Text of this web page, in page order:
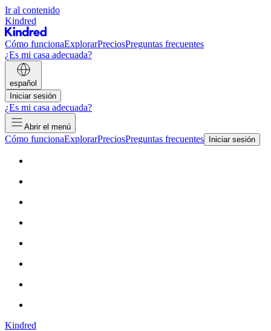
Ir al contenido
Kindred
Cómo funcionaExplorarPreciosPreguntas frecuentes
¿Es mi casa adecuada?
español
Iniciar sesión
¿Es mi casa adecuada?
Abrir el menú
Cómo funcionaExplorarPreciosPreguntas frecuentes Iniciar sesión
Kindred